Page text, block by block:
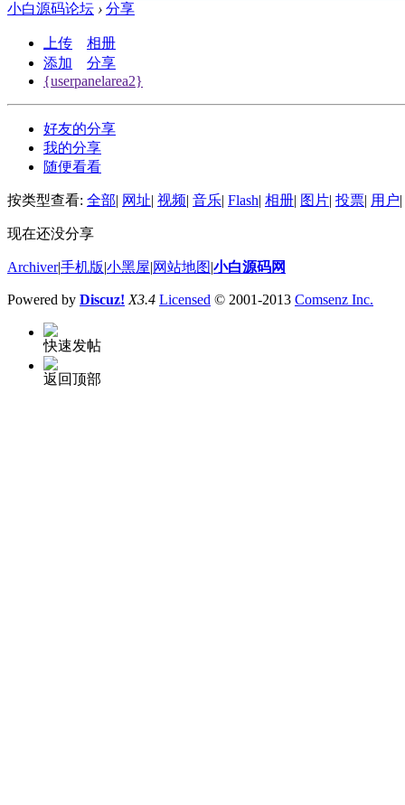
小白源码论坛 › 分享
上传
相册
添加
分享
{userpanelarea2}
好友的分享
我的分享
随便看看
按类型查看: 全部 网址 视频 音乐 Flash 相册 图片 投票 用户
现在还没分享
Archiver|手机版 小黑屋 网站地图 小白源码网
Powered by Discuz! X3.4 Licensed © 2001-2013 Comsenz Inc.
快速发帖
返回顶部